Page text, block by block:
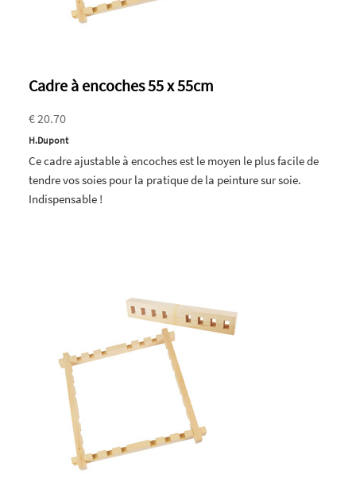
Cadre à encoches 55 x 55cm
€ 20.70
H.Dupont
Ce cadre ajustable à encoches est le moyen le plus facile de
tendre vos soies pour la pratique de la peinture sur soie.
Indispensable !